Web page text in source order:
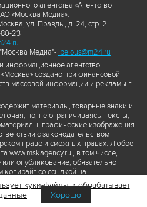
агентства «Агентство
АО «Москва Медиа».
ул. Правды, д. 24, стр. 2
23
Медиа"- ibelous@m24.ru
информационное агентство
создано при финансовой
массовой информации и рекламы г.
материалы, товарные знаки и
но, не ограничиваясь: тексты,
графические изображения
с законодательством
праве и смежных правах. Любое
www.mskagency.ru , в том числе,
опубликование, обязательно
со ссылкой на
а также гиперссылкой на сайт
информации. Переработка
не допускается.
куки-файлы и обрабатывает
Хорошо